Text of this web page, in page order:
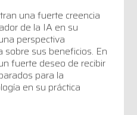
una fuerte creencia
de la IA en su
perspectiva
sus beneficios. En
fuerte deseo de recibir
para la
en su práctica